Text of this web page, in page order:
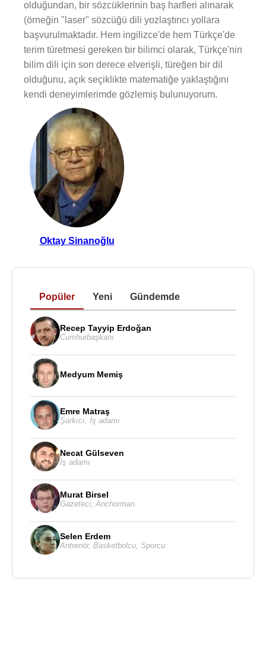
olduğundan, bir sözcüklerinin baş harfleri alınarak
(örneğin "laser" sözcüğü dili yozlaştırıcı yollara
başvurulmaktadır. Hem ingilizce'de hem Türkçe'de
terim türetmesi gereken bir bilimci olarak, Türkçe'nin
bilim dili için son derece elverişli, türeğen bir dil
olduğunu, açık seçiklikte matematiğe yaklaştığını
kendi deneyimlerimde gözlemiş bulunuyorum.
Oktay Sinanoğlu
Popüler Yeni Gündemde
Recep Tayyip Erdoğan
Cumhurbaşkanı
Medyum Memiş
Emre Matraş
Şarkıcı, İş adamı
Necat Gülseven
İş adamı
Murat Birsel
Gazeteci,Anchorman
Selen Erdem
Antrenör, Basketbolcu, Sporcu